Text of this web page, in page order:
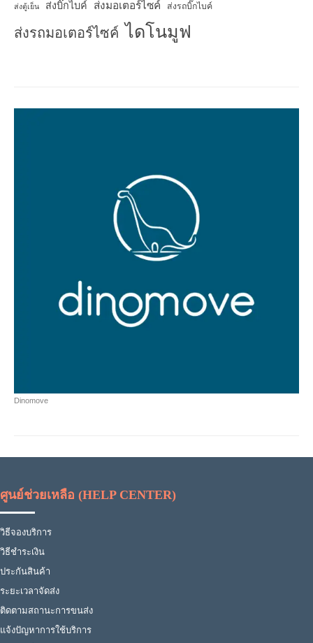
ส่งตู้เย็น ส่งบิ๊กไบค์ ส่งมอเตอร์ไซค์ ส่งรถบิ๊กไบค์
ส่งรถมอเตอร์ไซค์ ไดโนมูฟ
Dinomove
ศูนย์ช่วยเหลือ (HELP CENTER)
วิธีจองบริการ
วิธีชำระเงิน
ประกันสินค้า
ระยะเวลาจัดส่ง
ติดตามสถานะการขนส่ง
แจ้งปัญหาการใช้บริการ